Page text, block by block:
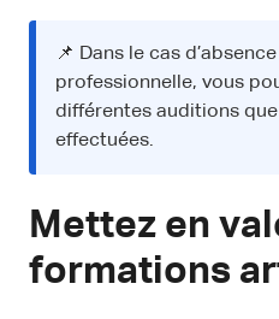
📌 Dans le cas
professionnelle, vous
différentes auditions que
effectuées.
Mettez en
formations